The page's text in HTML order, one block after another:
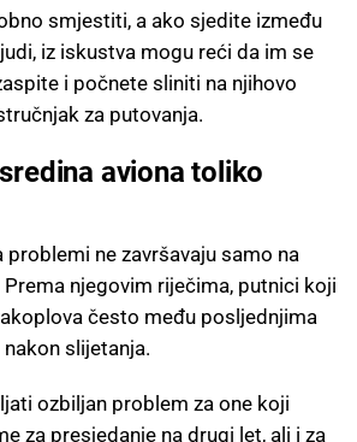
smjestiti, a ako sjedite između
iz iskustva mogu reći da im se
i počnete sliniti na njihovo
za putovanja.
aviona toliko
ne završavaju samo na
njegovim riječima, putnici koji
često među posljednjima
slijetanja.
ozbiljan problem za one koji
za presjedanje na drugi let, ali i za